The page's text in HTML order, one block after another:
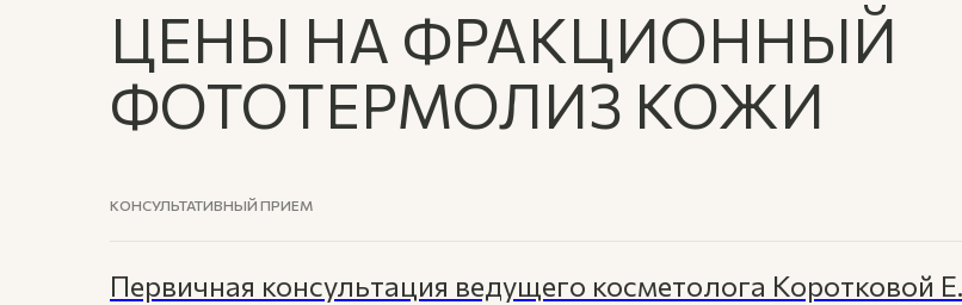
ЦЕНЫ НА ФРАКЦИОННЫЙ
ФОТОТЕРМОЛИЗ КОЖИ
КОНСУЛЬТАТИВНЫЙ ПРИЕМ
Первичная консультация ведущего косметолога Коротковой